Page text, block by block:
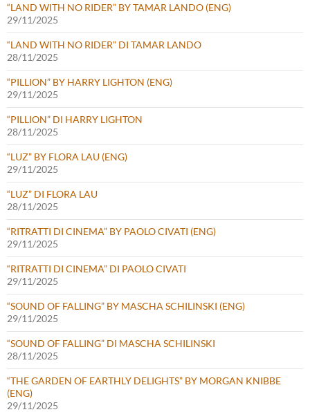
“LAND WITH NO RIDER” BY TAMAR LANDO (ENG)
29/11/2025
“LAND WITH NO RIDER” DI TAMAR LANDO
28/11/2025
“PILLION” BY HARRY LIGHTON (ENG)
29/11/2025
“PILLION” DI HARRY LIGHTON
28/11/2025
“LUZ” BY FLORA LAU (ENG)
29/11/2025
“LUZ” DI FLORA LAU
28/11/2025
“RITRATTI DI CINEMA” BY PAOLO CIVATI (ENG)
29/11/2025
“RITRATTI DI CINEMA” DI PAOLO CIVATI
29/11/2025
“SOUND OF FALLING” BY MASCHA SCHILINSKI (ENG)
29/11/2025
“SOUND OF FALLING” DI MASCHA SCHILINSKI
28/11/2025
“THE GARDEN OF EARTHLY DELIGHTS” BY MORGAN KNIBBE
(ENG)
29/11/2025